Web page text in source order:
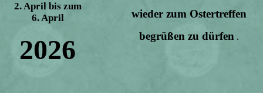
2. April bis zum
6. April
2026
wieder zum Ostertreffen
begrüßen zu dürfen .